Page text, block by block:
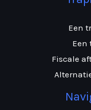
Een
Fiscale